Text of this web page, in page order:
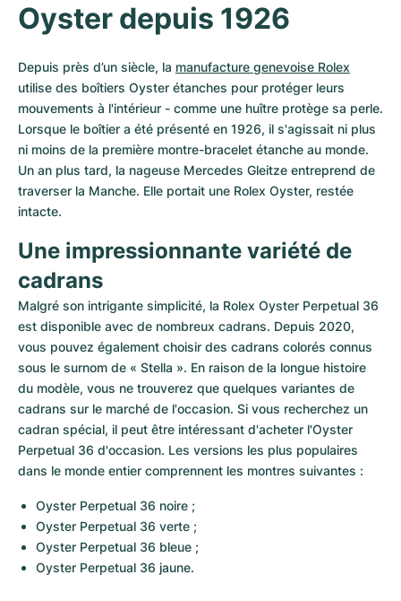
Oyster depuis 1926
Depuis près d’un siècle, la manufacture genevoise Rolex
utilise des boîtiers Oyster étanches pour protéger leurs
mouvements à l'intérieur - comme une huître protège sa perle.
Lorsque le boîtier a été présenté en 1926, il s'agissait ni plus
ni moins de la première montre-bracelet étanche au monde.
Un an plus tard, la nageuse Mercedes Gleitze entreprend de
traverser la Manche. Elle portait une Rolex Oyster, restée
intacte.
Une impressionnante variété de
cadrans
Malgré son intrigante simplicité, la Rolex Oyster Perpetual 36
est disponible avec de nombreux cadrans. Depuis 2020,
vous pouvez également choisir des cadrans colorés connus
sous le surnom de « Stella ». En raison de la longue histoire
du modèle, vous ne trouverez que quelques variantes de
cadrans sur le marché de l'occasion. Si vous recherchez un
cadran spécial, il peut être intéressant d'acheter l'Oyster
Perpetual 36 d'occasion. Les versions les plus populaires
dans le monde entier comprennent les montres suivantes :
Oyster Perpetual 36 noire ;
Oyster Perpetual 36 verte ;
Oyster Perpetual 36 bleue ;
Oyster Perpetual 36 jaune.